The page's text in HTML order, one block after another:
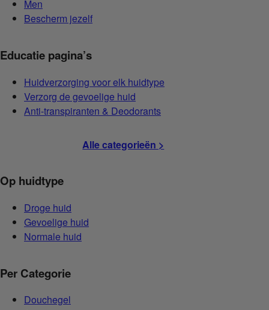
Men
Bescherm jezelf
Educatie pagina’s
Huidverzorging voor elk huidtype
Verzorg de gevoelige huid
Anti-transpiranten & Deodorants
Alle categorieën >
Op huidtype
Droge huid
Gevoelige huid
Normale huid
Per Categorie
Douchegel